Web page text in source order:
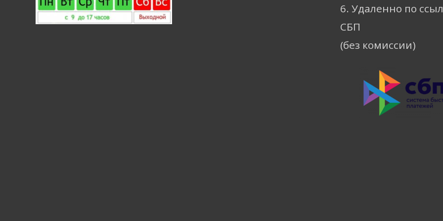
6. Удаленно по
СБП
(без комиссии)